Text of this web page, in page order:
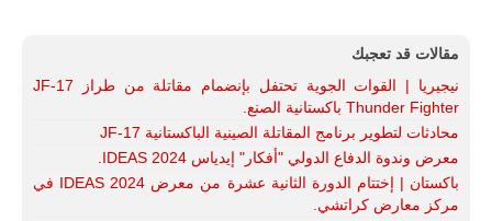
مقالات قد تعجبك
نيجيريا | القوات الجوية تحتفل بإنضمام مقاتلة من طراز JF-17
Thunder Fighter باكستانية الصنع.
محادثات لتطوير برنامج المقاتلة الصينية الباكستانية JF-17
معرض وندوة الدفاع الدولي "أفكار" إيدياس IDEAS 2024.
باكستان | إختتام الدورة الثانية عشرة من معرض IDEAS 2024 في
مركز معارض كراتشي.